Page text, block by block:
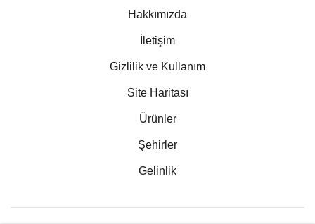
Hakkımızda
İletişim
Gizlilik ve Kullanım
Site Haritası
Ürünler
Şehirler
Gelinlik